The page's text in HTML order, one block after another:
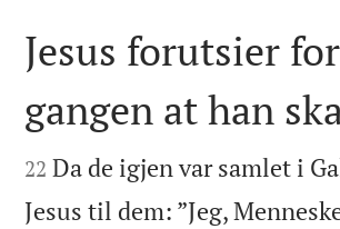

Jesus forutsier
gangen at han

22 Da de igjen var samlet i
Jesus til dem: ”Jeg,